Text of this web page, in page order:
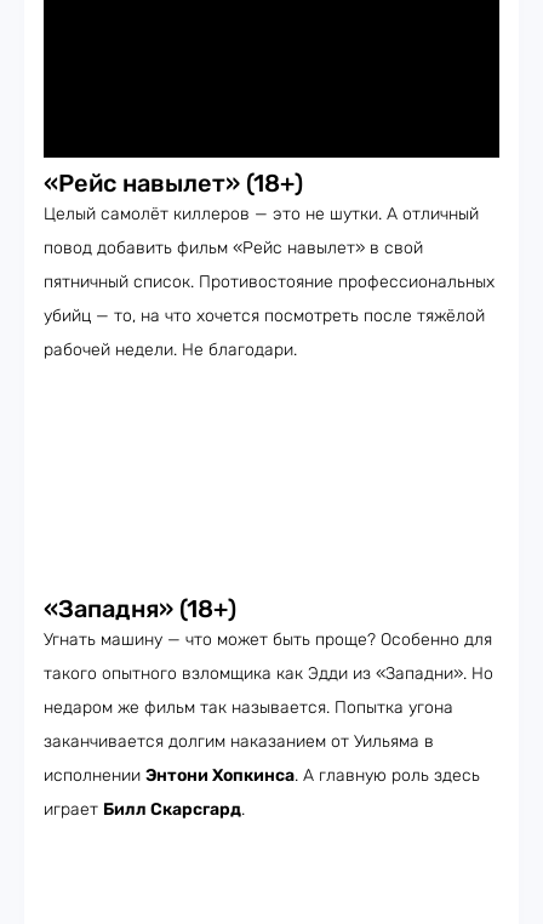
«Рейс навылет» (18+)
Целый самолёт киллеров — это не шутки. А отличный
повод добавить фильм «Рейс навылет» в свой
пятничный список. Противостояние профессиональных
убийц — то, на что хочется посмотреть после тяжёлой
рабочей недели. Не благодари.
«Западня» (18+)
Угнать машину — что может быть проще? Особенно для
такого опытного взломщика как Эдди из «Западни». Но
недаром же фильм так называется. Попытка угона
заканчивается долгим наказанием от Уильяма в
исполнении Энтони Хопкинса. А главную роль здесь
играет Билл Скарсгард.